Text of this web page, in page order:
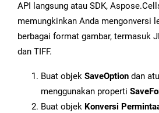
API langsung atau SDK,
memungkinkan Anda mengonversi
berbagai format gambar, termasuk
dan TIFF.
Buat objek SaveOption dan
menggunakan properti
Buat objek Konversi